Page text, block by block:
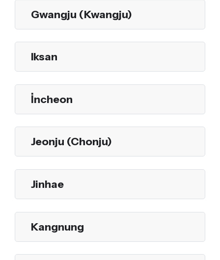
Gwangju (Kwangju)
Iksan
İncheon
Jeonju (Chonju)
Jinhae
Kangnung